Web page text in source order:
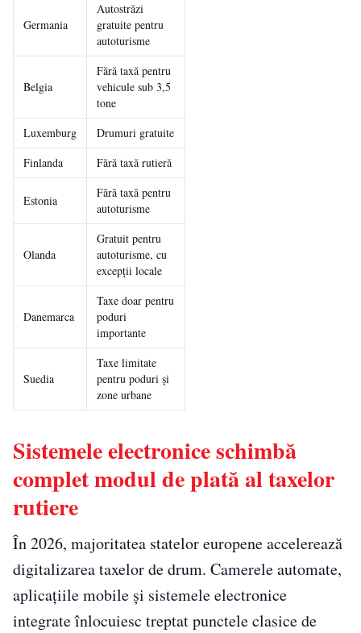
Germania
Autostrăzi
gratuite pentru
autoturisme
Belgia
Fără taxă pentru
vehicule sub 3,5
tone
Luxemburg
Drumuri gratuite
Finlanda
Fără taxă rutieră
Estonia
Fără taxă pentru
autoturisme
Olanda
Gratuit pentru
autoturisme, cu
excepții locale
Danemarca
Taxe doar pentru
poduri
importante
Suedia
Taxe limitate
pentru poduri și
zone urbane
Sistemele electronice schimbă
complet modul de plată al taxelor
rutiere
În 2026, majoritatea statelor europene accelerează
digitalizarea taxelor de drum. Camerele automate,
aplicațiile mobile și sistemele electronice
integrate înlocuiesc treptat punctele clasice de